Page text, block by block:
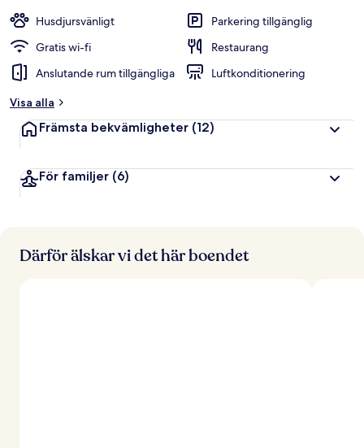
Husdjursvänligt
Parkering tillgänglig
Gratis wi-fi
Restaurang
Anslutande rum tillgängliga
Luftkonditionering
Visa alla
Främsta bekvämligheter (12)
För familjer (6)
Därför älskar vi det här boendet